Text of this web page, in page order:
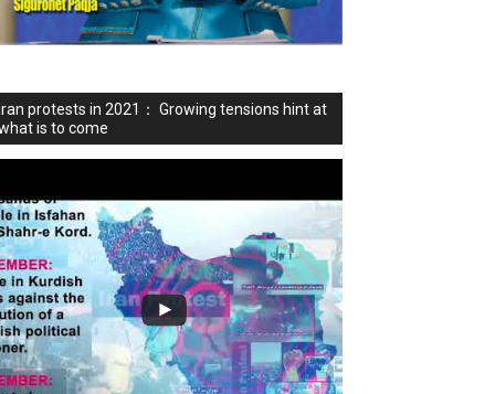
protests in 2021： Growing tensions hint at
is to come